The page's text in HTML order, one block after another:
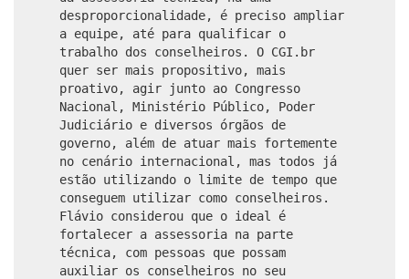
desproporcionalidade, é preciso ampliar
a equipe, até para qualificar o
trabalho dos conselheiros. O CGI.br
quer ser mais propositivo, mais
proativo, agir junto ao Congresso
Nacional, Ministério Público, Poder
Judiciário e diversos órgãos de
governo, além de atuar mais fortemente
no cenário internacional, mas todos já
estão utilizando o limite de tempo que
conseguem utilizar como conselheiros.
Flávio considerou que o ideal é
fortalecer a assessoria na parte
técnica, com pessoas que possam
auxiliar os conselheiros no seu